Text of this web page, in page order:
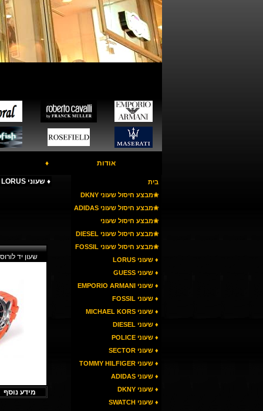
אודות ♦
בית
✬מבצע חיסול שעוני DKNY
✬מבצע חיסול שעוני ADIDAS
✬מבצע חיסול שעוני
ARMANI
✬מבצע חיסול שעוני DIESEL
✬מבצע חיסול שעוני FOSSIL
♦ שעוני LORUS
♦ שעוני GUESS
♦ שעוני EMPORIO ARMANI
♦ שעוני FOSSIL
♦ שעוני MICHAEL KORS
♦ שעוני DIESEL
♦ שעוני POLICE
♦ שעוני SECTOR
♦ שעוני TOMMY HILFIGER
♦ שעוני ADIDAS
♦ שעוני DKNY
♦ שעוני SWATCH
♦ שעוני LORUS
שעון יד לורוס LORUS RT331
מידע נוסף